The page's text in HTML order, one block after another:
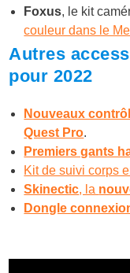
Foxus, le kit
couleur dans le
Autres
pour 2022
Nouveaux
Quest Pro.
Premiers gants
Kit de suivi corps
Skinectic, la
Dongle